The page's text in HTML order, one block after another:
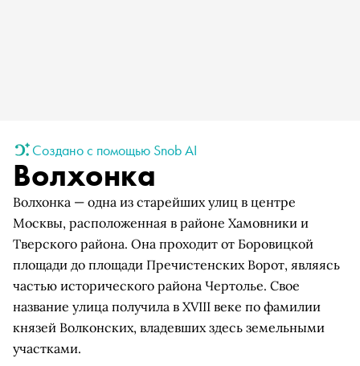
Создано с помощью Snob AI
Волхонка
Волхонка — одна из старейших улиц в центре
Москвы, расположенная в районе Хамовники и
Тверского района. Она проходит от Боровицкой
площади до площади Пречистенских Ворот, являясь
частью исторического района Чертолье. Свое
название улица получила в XVIII веке по фамилии
князей Волконских, владевших здесь земельными
участками.